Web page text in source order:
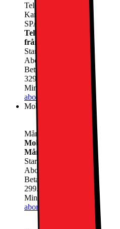
Tele2)
Kampanj: 329kr/mån i 24 mån.
SPARA 1500:- Vid köp av ett
Tele2 Bredband via
från Tele2)
Startavgift
Abonnemang
/mån
Betala nu
329.-
Minsta totala kostnad 19785
abonnemang
Mobilt Bredband Hemma ink
Månader
Mobilt Bredband Hemma
Månader
Startavgift
Abonnemang
/mån
Betala nu
299.-
Minsta totala kostnad 20565
abonnemang